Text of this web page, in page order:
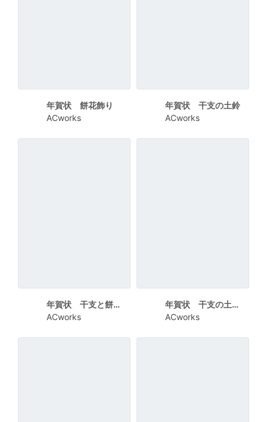
年賀状 餅花飾り
ACworks
年賀状 干支の土鈴
ACworks
年賀状 干支と餅花飾り
ACworks
年賀状 干支の土鈴と餅花飾り
ACworks